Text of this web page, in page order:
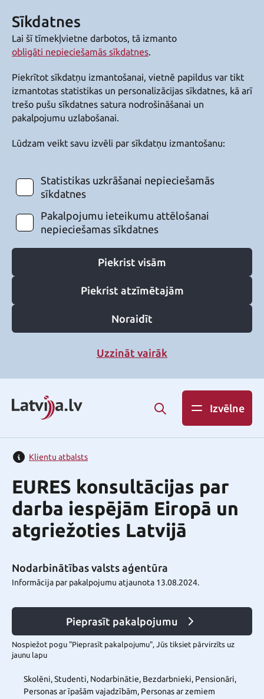
Sīkdatnes
Lai šī tīmekļvietne darbotos, tā izmanto
obligāti nepieciešamās sīkdatnes.
Piekrītot sīkdatņu izmantošanai, vietnē papildus var tikt
izmantotas statistikas un personalizācijas sīkdatnes, kā arī
trešo pušu sīkdatnes satura nodrošināšanai un
pakalpojumu uzlabošanai.
Lūdzam veikt savu izvēli par sīkdatņu izmantošanu:
Statistikas uzkrāšanai nepieciešamās
sīkdatnes
Pakalpojumu ieteikumu attēlošanai
nepieciešamas sīkdatnes
Piekrist visām
Piekrist atzīmētajām
Noraidīt
Uzzināt vairāk
Izvēlne
Klientu atbalsts
EURES konsultācijas par
darba iespējām Eiropā un
atgriežoties Latvijā
Nodarbinātības valsts aģentūra
Informācija par pakalpojumu atjaunota 13.08.2024.
Pieprasīt pakalpojumu
Nospiežot pogu "Pieprasīt pakalpojumu", Jūs tiksiet pārvirzīts uz
jaunu lapu
Skolēni, Studenti, Nodarbinātie, Bezdarbnieki, Pensionāri,
Personas ar īpašām vajadzībām, Personas ar zemiem